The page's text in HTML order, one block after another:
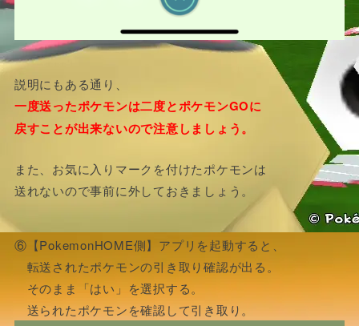
説明にもある通り、
一度送ったポケモンは二度とポケモンGOに
戻すことが出来ないので注意しましょう。
また、お気に入りマークを付けたポケモンは
送れないので事前に外しておきましょう。
⑥【PokemonHOME側】アプリを起動すると、
転送されたポケモンの引き取り確認が出る。
そのまま「はい」を選択する。
送られたポケモンを確認して引き取り。